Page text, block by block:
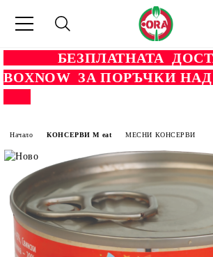
БЕЗПЛАТНАТА
BOXNOW ЗА ПОРЪЧКИ
Начало КОНСЕРВИ M eat МЕСНИ КОНСЕРВИ